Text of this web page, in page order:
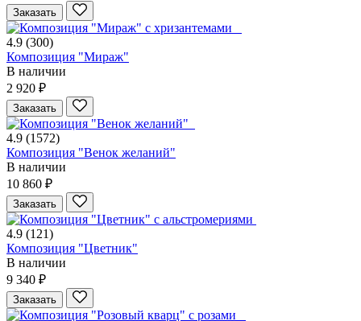
Заказать
4.9 (300)
Композиция "Мираж"
В наличии
2 920 ₽
Заказать
4.9 (1572)
Композиция "Венок желаний"
В наличии
10 860 ₽
Заказать
4.9 (121)
Композиция "Цветник"
В наличии
9 340 ₽
Заказать